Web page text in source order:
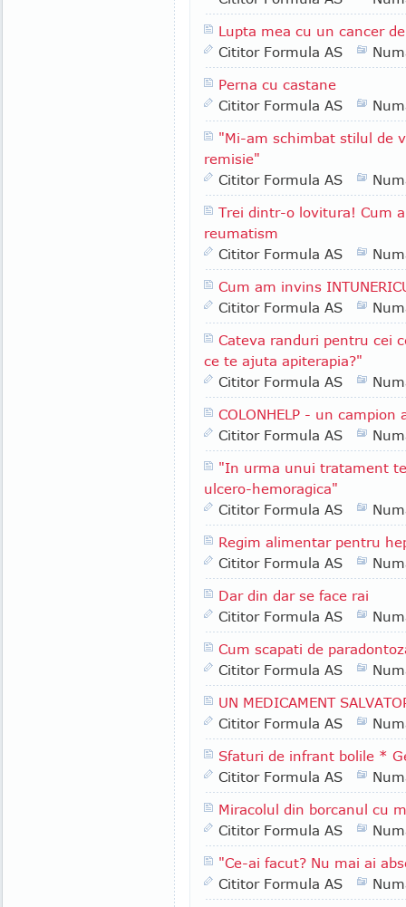
Lupta mea cu un cancer
Cititor Formula AS
Perna cu castane
Cititor Formula AS
"Mi-am schimbat stilul de
remisie"
Cititor Formula AS
Trei dintr-o lovitura! Cum
reumatism
Cititor Formula AS
Cum am invins
Cititor Formula AS
Cateva randuri pentru cei
ce te ajuta apiterapia?"
Cititor Formula AS
COLONHELP - un campion
Cititor Formula AS
"In urma unui tratament
ulcero-hemoragica"
Cititor Formula AS
Regim alimentar pentru
Cititor Formula AS
Dar din dar se face rai
Cititor Formula AS
Cum scapati de
Cititor Formula AS
UN MEDICAMENT
Cititor Formula AS
Sfaturi de infrant bolile *
Cititor Formula AS
Miracolul din borcanul cu
Cititor Formula AS
"Ce-ai facut? Nu mai ai
Cititor Formula AS